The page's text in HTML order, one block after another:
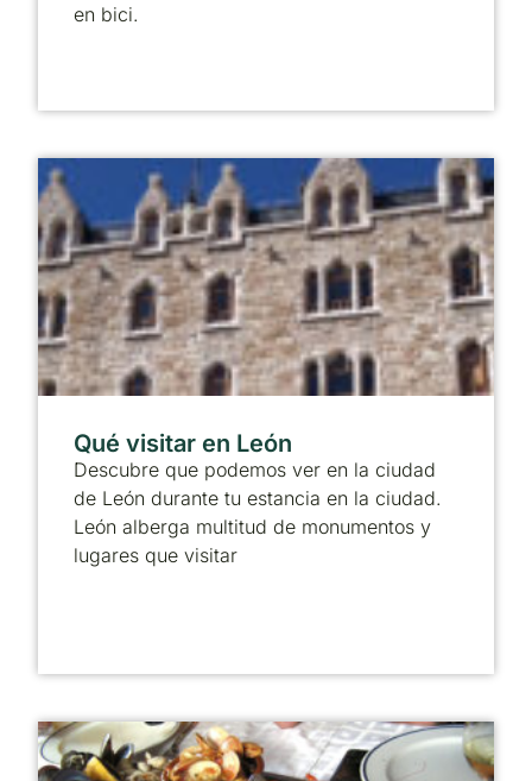
en bici.
Qué visitar en León
Descubre que podemos ver en la ciudad
de León durante tu estancia en la ciudad.
León alberga multitud de monumentos y
lugares que visitar